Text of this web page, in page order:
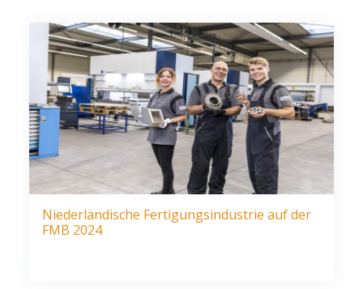
Niederländische Fertigungsindustrie auf der
FMB 2024